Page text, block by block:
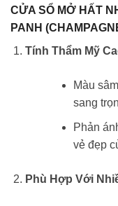
CỬA SỔ MỞ HẤT
PANH
Tính Thẩm Mỹ
Màu
sang
Phản
vẻ đẹp
Phù Hợp Với